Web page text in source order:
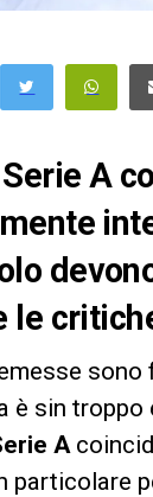
A
le
sono
è sin troppo
A
particolare